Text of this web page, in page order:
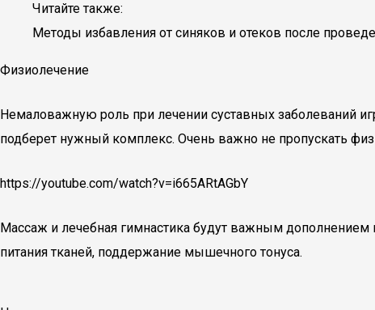
Читайте также:
Методы избавления от синяков и отеков после
Физиолечение
Немаловажную роль при лечении суставных заболеваний
подберет нужный комплекс. Очень важно не пропускать
https://youtube.com/watch?v=i665ARtAGbY
Массаж и лечебная гимнастика будут важным
питания тканей, поддержание мышечного тонуса.